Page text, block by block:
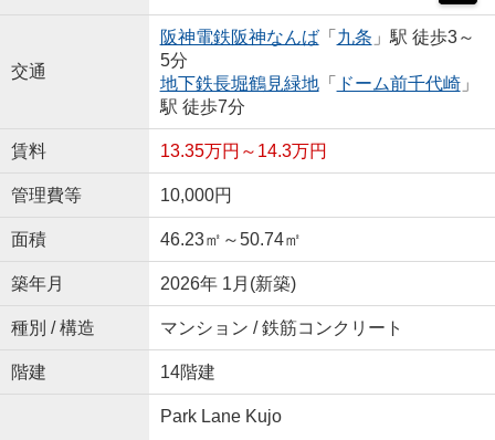
交通
阪神電鉄阪神なんば「 九条 」駅 徒歩3～
5分
地下鉄長堀鶴見緑地「 ドーム前千代崎」
駅 徒歩7分
賃料 13.35万円～14.3万円
管理費等 10,000円
面積 46.23㎡～50.74㎡
築年月 2026年 1月(新築)
種別 / 構造 マンション / 鉄筋コンクリート
階建 14階建
Park Lane Kujo